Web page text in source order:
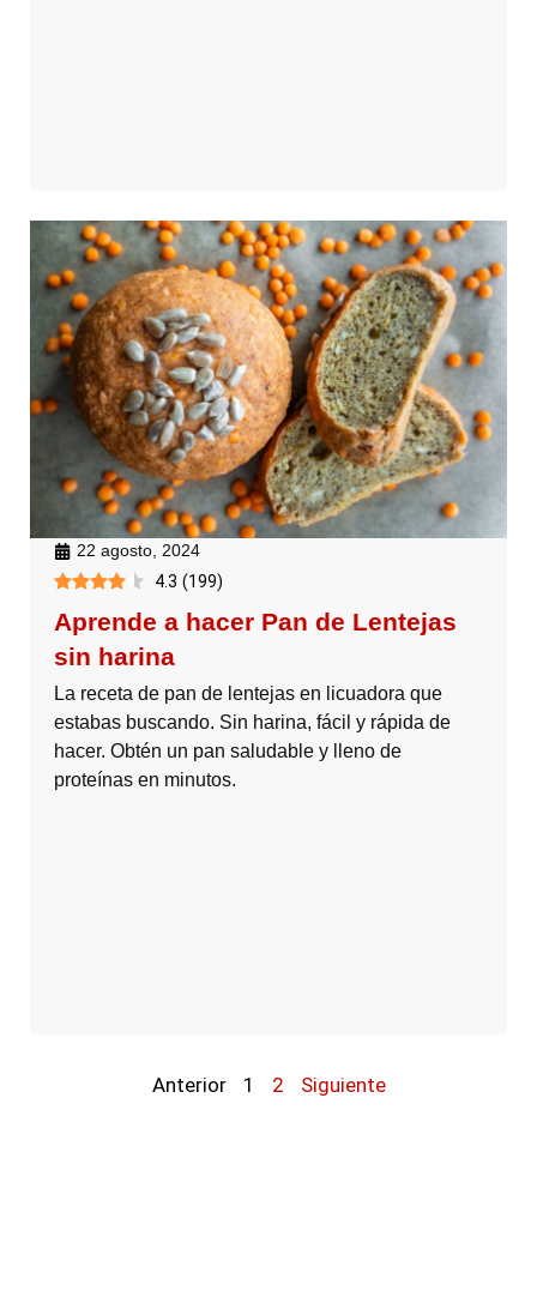
22 agosto, 2024
4.3 (199)
Aprende a hacer Pan de Lentejas
sin harina
La receta de pan de lentejas en licuadora que
estabas buscando. Sin harina, fácil y rápida de
hacer. Obtén un pan saludable y lleno de
proteínas en minutos.
Anterior 1 2 Siguiente